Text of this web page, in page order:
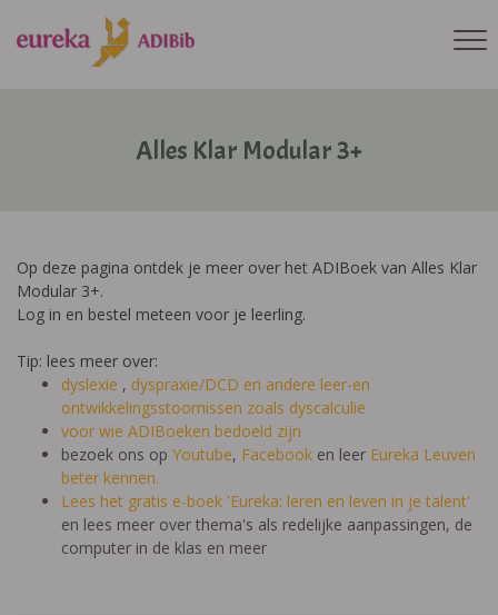
Alles Klar Modular 3+
Op deze pagina ontdek je meer over het ADIBoek van Alles Klar
Modular 3+.
Log in en bestel meteen voor je leerling.
Tip: lees meer over:
dyslexie , dyspraxie/DCD en andere leer-en
ontwikkelingsstoornissen zoals dyscalculie
voor wie ADIBoeken bedoeld zijn
bezoek ons op Youtube, Facebook en leer Eureka Leuven
beter kennen.
Lees het gratis e-boek 'Eureka: leren en leven in je talent'
en lees meer over thema's als redelijke aanpassingen, de
computer in de klas en meer